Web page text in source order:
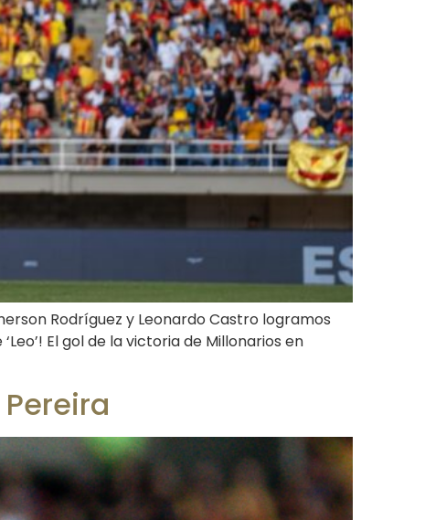
Rodríguez y Leonardo Castro logramos
El gol de la victoria de Millonarios en